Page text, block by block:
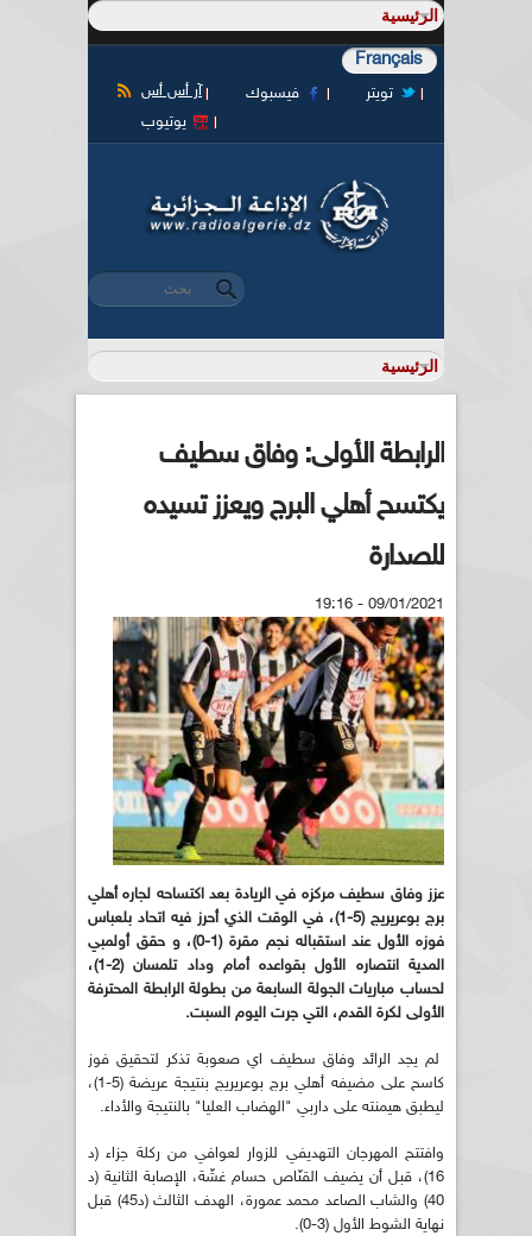
Français
آر أس أس فيسبوك
تويتر
يوتيوب
استمارة البحث
‏بحث ‏
الرابطة الأولى: وفاق سطيف
يكتسح أهلي البرج ويعزز تسيده
للصدارة
09/01/2021 - 19:16
عزز وفاق سطيف مركزه في الريادة بعد اكتساحه لجاره أهلي
برج بوعريريج (5-1)، في الوقت الذي أحرز فيه اتحاد بلعباس
فوزه الأول عند استقباله نجم مقرة (1-0)، و حقق أولمبي
المدية انتصاره الأول بقواعده أمام وداد تلمسان (2-1)،
لحساب مباريات الجولة السابعة من بطولة الرابطة المحترفة
الأولى لكرة القدم، التي جرت اليوم السبت.
لم يجد الرائد وفاق سطيف اي صعوبة تذكر لتحقيق فوز
كاسح على مضيفه أهلي برج بوعريريج بنتيجة عريضة (5-1)،
ليطبق هيمنته على داربي "الهضاب العليا" بالنتيجة والأداء.
وافتتح المهرجان التهديفي للزوار لعوافي من ركلة جزاء (د
16)، قبل أن يضيف القنّاص حسام غشّة، الإصابة الثانية (د
40) والشاب الصاعد محمد عمورة، الهدف الثالث (د45) قبل
نهاية الشوط الأول (3-0).